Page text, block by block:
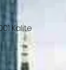
Kalite